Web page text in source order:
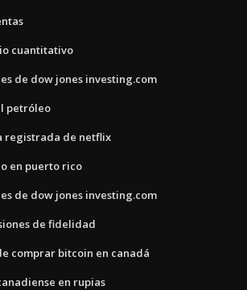
cuantitativo
de dow jones investing.com
petróleo
registrada de netflix
en puerto rico
de dow jones investing.com
de fidelidad
comprar bitcoin en canadá
en rupias